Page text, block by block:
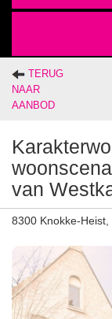
TERUG
NAAR
AANBOD
van
8300 Knokke-Heist,